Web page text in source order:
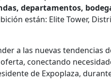
departamentos,
están: Elite Tower,
a las nuevas tendencias
conectando
de Expoplaza,